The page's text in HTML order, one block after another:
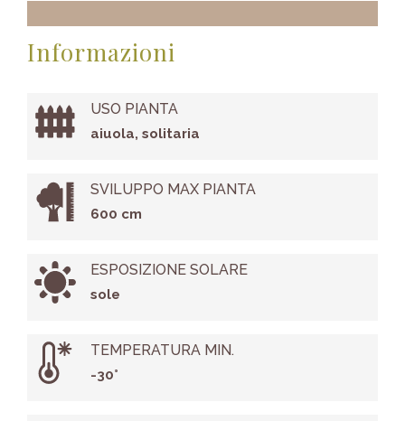
Informazioni
USO PIANTA
aiuola, solitaria
SVILUPPO MAX PIANTA
600 cm
ESPOSIZIONE SOLARE
sole
TEMPERATURA MIN.
-30°